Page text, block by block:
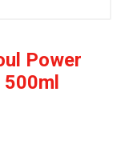
Power
500ml